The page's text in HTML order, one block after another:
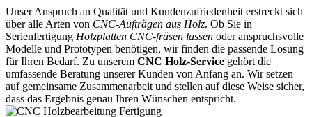
Unser Anspruch an Qualität und Kundenzufriedenheit erstreckt sich
über alle Arten von CNC-Aufträgen aus Holz. Ob Sie in
Serienfertigung Holzplatten CNC-fräsen lassen oder anspruchsvolle
Modelle und Prototypen benötigen, wir finden die passende Lösung
für Ihren Bedarf. Zu unserem CNC Holz-Service gehört die
umfassende Beratung unserer Kunden von Anfang an. Wir setzen
auf gemeinsame Zusammenarbeit und stellen auf diese Weise sicher,
dass das Ergebnis genau Ihren Wünschen entspricht.